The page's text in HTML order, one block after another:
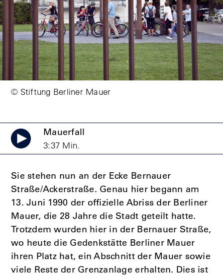
© Stiftung Berliner Mauer
Mauerfall
3:37 Min.
Sie stehen nun an der Ecke Bernauer
Straße/Ackerstraße. Genau hier begann am
13. Juni 1990 der offizielle Abriss der Berliner
Mauer, die 28 Jahre die Stadt geteilt hatte.
Trotzdem wurden hier in der Bernauer Straße,
wo heute die Gedenkstätte Berliner Mauer
ihren Platz hat, ein Abschnitt der Mauer sowie
viele Reste der Grenzanlage erhalten. Dies ist